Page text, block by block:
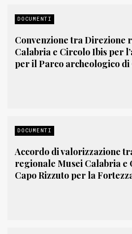
DOCUMENTI
Convenzione tra Direzione
Calabria e Circolo Ibis per
per il Parco archeologico di
DOCUMENTI
Accordo di valorizzazione
regionale Musei Calabria e
Capo Rizzuto per la